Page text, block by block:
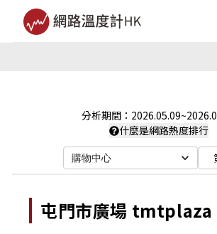
分析期間： 2026.05.09~
什麼是網路熱度排行
購物中心
屯門市廣場 tmtplaza